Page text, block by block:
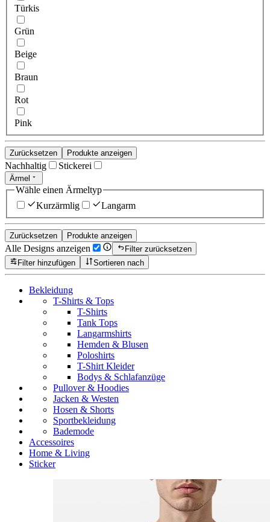
Türkis
Grün
Beige
Braun
Rot
Pink
Zurücksetzen Produkte anzeigen
Nachhaltig Stickerei
Ärmel
Wähle einen Ärmeltyp
Kurzärmlig
Langarm
Zurücksetzen Produkte anzeigen
Alle Designs anzeigen
Filter zurücksetzen
Filter hinzufügen
Sortieren nach
Bekleidung
T-Shirts & Tops
T-Shirts
Tank Tops
Langarmshirts
Hemden & Blusen
Poloshirts
T-Shirt Kleider
Bodys & Schlafanzüge
Pullover & Hoodies
Jacken & Westen
Hosen & Shorts
Sportbekleidung
Bademode
Accessoires
Home & Living
Sticker